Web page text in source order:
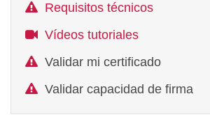
Requisitos técnicos
Vídeos tutoriales
Validar mi certificado
Validar capacidad de firma